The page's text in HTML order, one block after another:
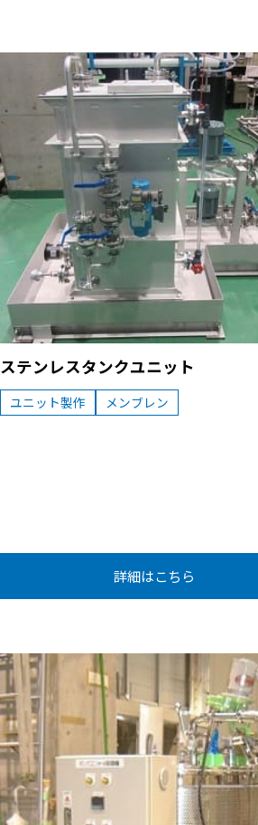
ステンレスタンクユニット
ユニット製作 メンブレン
詳細はこちら